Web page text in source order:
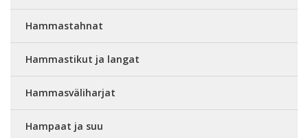
Hammastahnat
Hammastikut ja langat
Hammasväliharjat
Hampaat ja suu